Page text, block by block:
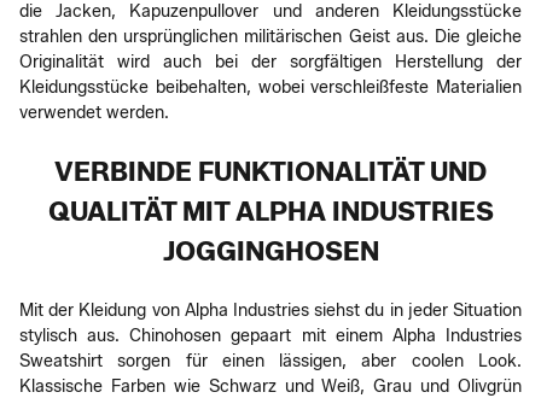
die Jacken, Kapuzenpullover und anderen Kleidungsstücke
strahlen den ursprünglichen militärischen Geist aus. Die gleiche
Originalität wird auch bei der sorgfältigen Herstellung der
Kleidungsstücke beibehalten, wobei verschleißfeste Materialien
verwendet werden.
VERBINDE FUNKTIONALITÄT UND
QUALITÄT MIT ALPHA INDUSTRIES
JOGGINGHOSEN
Mit der Kleidung von Alpha Industries siehst du in jeder Situation
stylisch aus. Chinohosen gepaart mit einem Alpha Industries
Sweatshirt sorgen für einen lässigen, aber coolen Look.
Klassische Farben wie Schwarz und Weiß, Grau und Olivgrün